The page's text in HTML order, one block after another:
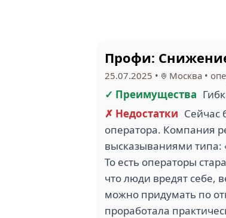
Профи:
25.07.2025 • Москва •
✓ Преимущества
✗ Недостатки Сейчас
оператора. Компания
высказываниями типа:
То есть операторы
что люди вредят себе,
можно придумать по
проработала